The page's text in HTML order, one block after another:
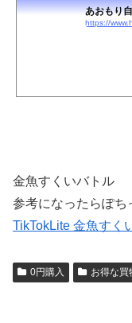
あおもり
https://
金魚すくいバトル
参考になったらぽち
TikTokLite 金魚すく
0円購入 お得な買